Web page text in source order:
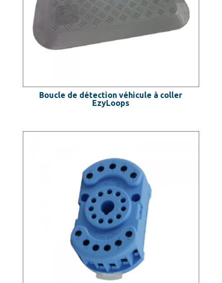
Boucle de détection véhicule à coller
EzyLoops